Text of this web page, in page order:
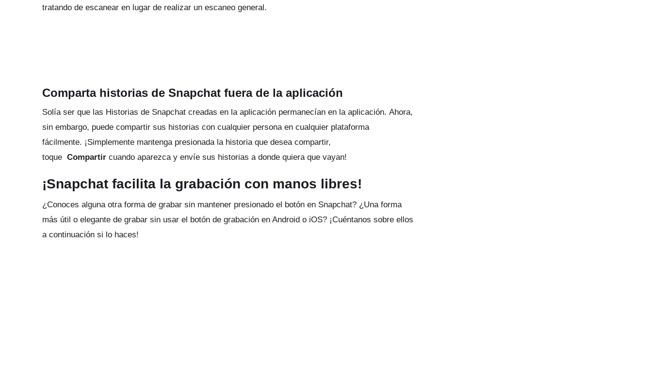
tratando de escanear en lugar de realizar un escaneo general.
Comparta historias de Snapchat fuera de la aplicación
Solía ​​​​ser que las Historias de Snapchat creadas en la aplicación permanecían en la aplicación. Ahora,
sin embargo, puede compartir sus historias con cualquier persona en cualquier plataforma
fácilmente. ¡Simplemente mantenga presionada la historia que desea compartir,
toque Compartir cuando aparezca y envíe sus historias a donde quiera que vayan!
¡Snapchat facilita la grabación con manos libres!
¿Conoces alguna otra forma de grabar sin mantener presionado el botón en Snapchat? ¿Una forma
más útil o elegante de grabar sin usar el botón de grabación en Android o iOS? ¡Cuéntanos sobre ellos
a continuación si lo haces!